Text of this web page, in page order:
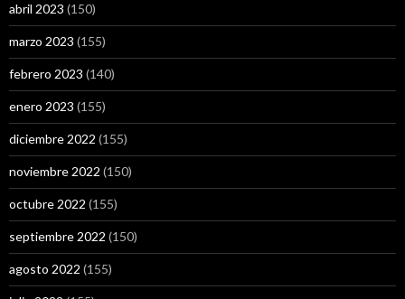
abril 2023 (150)
marzo 2023 (155)
febrero 2023 (140)
enero 2023 (155)
diciembre 2022 (155)
noviembre 2022 (150)
octubre 2022 (155)
septiembre 2022 (150)
agosto 2022 (155)